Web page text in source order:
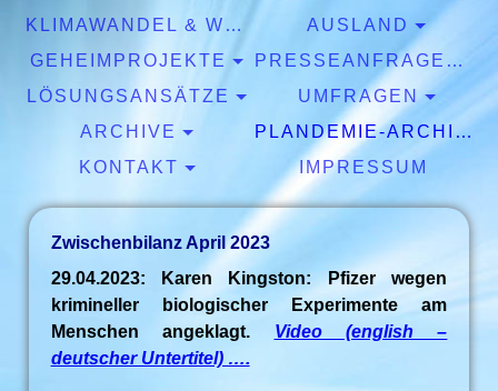
KLIMAWANDEL & WETTER
AUSLAND
GEHEIMPROJEKTE
PRESSEANFRAGEN & EXPERTISEN
LÖSUNGSANSÄTZE
UMFRAGEN
ARCHIVE
PLANDEMIE-ARCHIV
KONTAKT
IMPRESSUM
Zwischenbilanz April 2023
29.04.2023: Karen Kingston: Pfizer wegen
krimineller biologischer Experimente am
Menschen angeklagt. Video (english –
deutscher Untertitel) ….